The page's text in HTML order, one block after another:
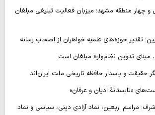
و چهار منطقه مشهد؛ میزبان فعالیت تبلیغی مبلغان
تقدیر حوزه‌های علمیه خواهران از اصحاب رسانه
مبنای تدوین نظام‌واره مبلغان است
حقیقت و پاسدار حافظه تاریخی ملت ایران‌اند
«تابستانهٔ ادیان و عرفان»
مراسم اربعین، نماد آزادی دینی، سیاسی و نماد